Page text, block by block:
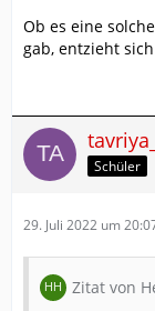
Ob es eine
gab, entzieht
Schüler
29. Juli 2022 um
Zitat von